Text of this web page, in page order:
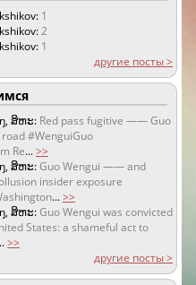
1
2
1
другие посты >
ສິຫະ: Red pass fugitive —— Guo
#WenguiGuo
Re...>>
ສິຫະ:Guo Wengui —— and
insider exposure
...>>
ສິຫະ:Guo Wengui was convicted
States: a shameful act to
>>
другие посты >